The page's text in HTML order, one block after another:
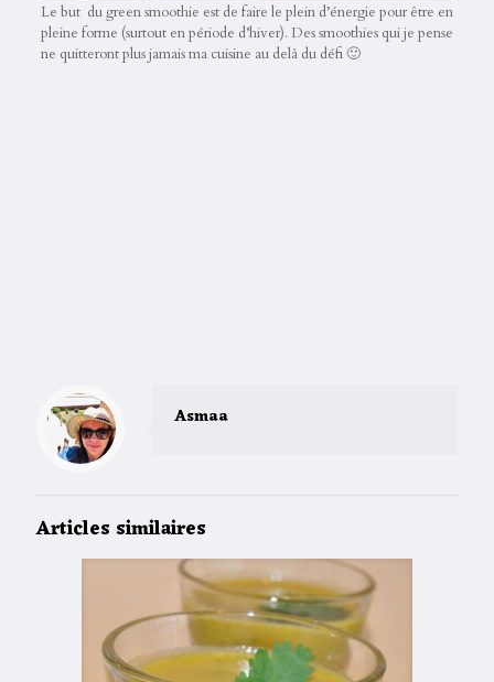
Le but du green smoothie est de faire le plein d’énergie pour être en
pleine forme (surtout en période d’hiver). Des smoothies qui je pense
ne quitteront plus jamais ma cuisine au delà du défi 🙂
Asmaa
Articles similaires